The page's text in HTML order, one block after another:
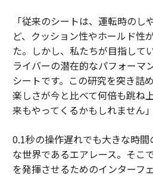
「従来のシートは、運転時のし
ど、クッション性やホールド性
た。しかし、私たちが目指して
ライバーの潜在的なパフォーマ
シートです。この研究を突き詰
楽しさが今と比べて何倍も跳ね
来もやってくるかもしれません」
0.1秒の操作遅れでも大きな時
な世界であるエアレース。そこ
を発揮させるためのインターフ